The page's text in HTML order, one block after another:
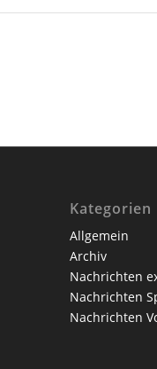
Kategorien
Allgemein
Archiv
Nachrichten
Nachrichten
Nachrichten